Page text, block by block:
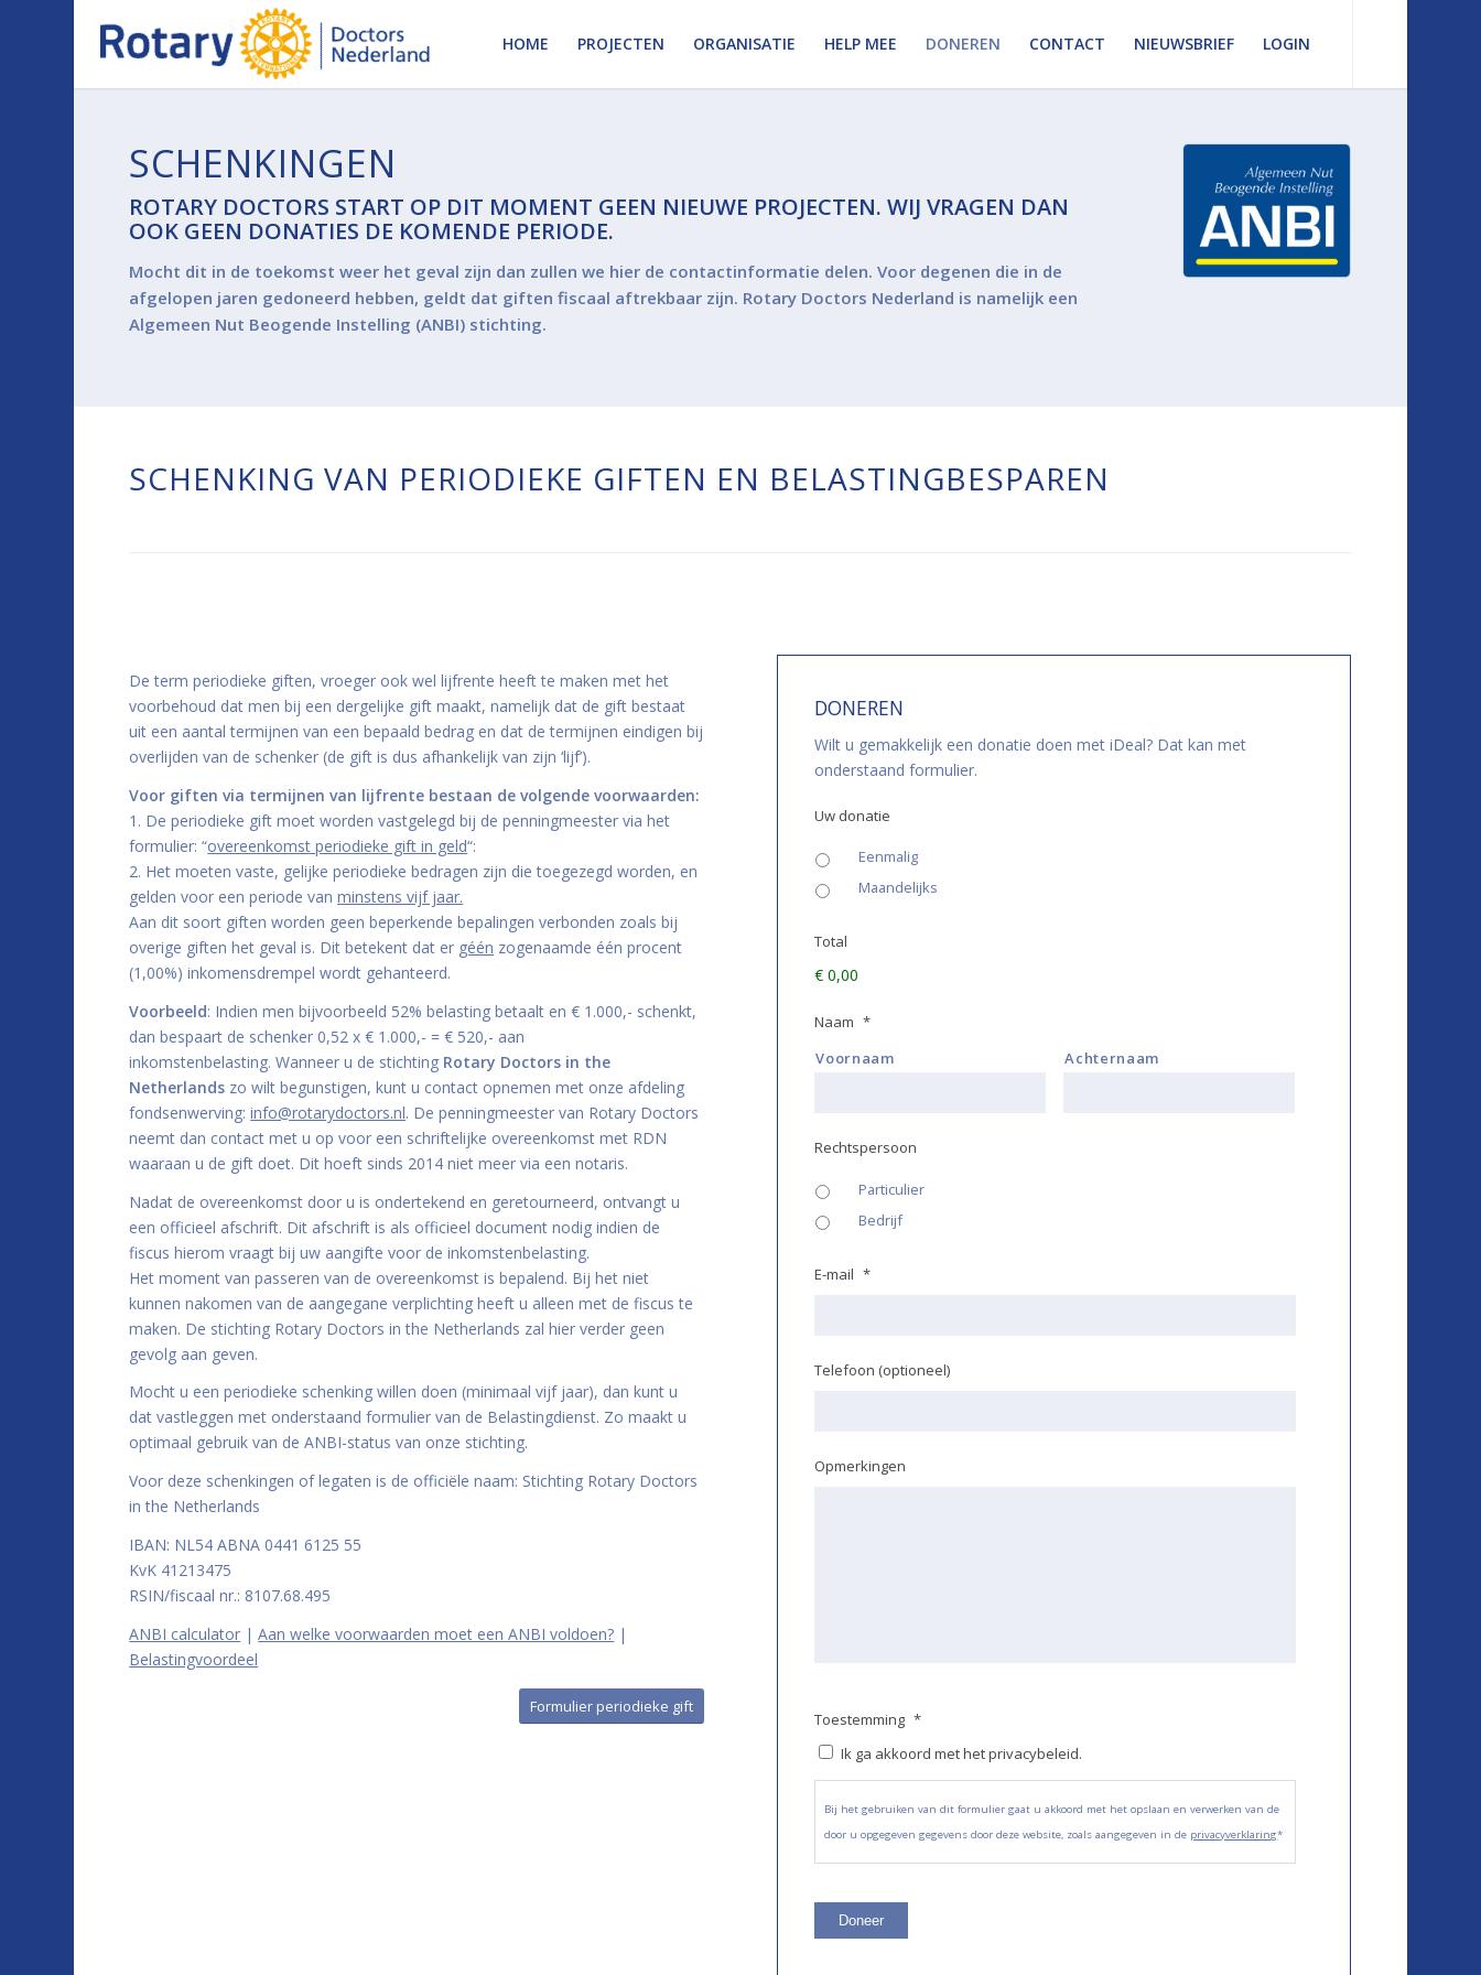
HOME PROJECTEN ORGANISATIE HELP MEE DONEREN CONTACT NIEUWSBRIEF LOGIN
SCHENKINGEN
ROTARY DOCTORS START OP DIT MOMENT GEEN NIEUWE PROJECTEN. WIJ VRAGEN DAN
OOK GEEN DONATIES DE KOMENDE PERIODE.
Mocht dit in de toekomst weer het geval zijn dan zullen we hier de contactinformatie delen. Voor degenen die in de
afgelopen jaren gedoneerd hebben, geldt dat giften fiscaal aftrekbaar zijn. Rotary Doctors Nederland is namelijk een
Algemeen Nut Beogende Instelling (ANBI) stichting.
SCHENKING VAN PERIODIEKE GIFTEN EN BELASTINGBESPAREN
De term periodieke giften, vroeger ook wel lijfrente heeft te maken met het
voorbehoud dat men bij een dergelijke gift maakt, namelijk dat de gift bestaat
uit een aantal termijnen van een bepaald bedrag en dat de termijnen eindigen bij
overlijden van de schenker (de gift is dus afhankelijk van zijn ‘lijf’).
Voor giften via termijnen van lijfrente bestaan de volgende voorwaarden:
1. De periodieke gift moet worden vastgelegd bij de penningmeester via het
formulier: “overeenkomst periodieke gift in geld“:
2. Het moeten vaste, gelijke periodieke bedragen zijn die toegezegd worden, en
gelden voor een periode vanminstens vijf jaar.
Aan dit soort giften worden geen beperkende bepalingen verbonden zoals bij
overige giften het geval is. Dit betekent dat er géén zogenaamde één procent
(1,00%) inkomensdrempel wordt gehanteerd.
Voorbeeld: Indien men bijvoorbeeld 52% belasting betaalt en € 1.000,- schenkt,
dan bespaart de schenker 0,52 x € 1.000,- = € 520,- aan
inkomstenbelasting. Wanneer u de stichting Rotary Doctors in the
Netherlands zo wilt begunstigen, kunt u contact opnemen met onze afdeling
fondsenwerving:info@rotarydoctors.nl. De penningmeester van Rotary Doctors
neemt dan contact met u op voor een schriftelijke overeenkomst met RDN
waaraan u de gift doet. Dit hoeft sinds 2014 niet meer via een notaris.
Nadat de overeenkomst door u is ondertekend en geretourneerd, ontvangt u
een officieel afschrift. Dit afschrift is als officieel document nodig indien de
fiscus hierom vraagt bij uw aangifte voor de inkomstenbelasting.
Het moment van passeren van de overeenkomst is bepalend. Bij het niet
kunnen nakomen van de aangegane verplichting heeft u alleen met de fiscus te
maken. De stichting Rotary Doctors in the Netherlands zal hier verder geen
gevolg aan geven.
Mocht u een periodieke schenking willen doen (minimaal vijf jaar), dan kunt u
dat vastleggen met onderstaand formulier van de Belastingdienst. Zo maakt u
optimaal gebruik van de ANBI-status van onze stichting.
Voor deze schenkingen of legaten is de officiële naam: Stichting Rotary Doctors
in the Netherlands
IBAN: NL54 ABNA 0441 6125 55
KvK 41213475
RSIN/fiscaal nr.: 8107.68.495
ANBI calculator |Aan welke voorwaarden moet een ANBI voldoen? |
Belastingvoordeel
Formulier periodieke gift
DONEREN
Wilt u gemakkelijk een donatie doen met iDeal? Dat kan met
onderstaand formulier.
Uw donatie
Eenmalig
Maandelijks
Total
€ 0,00
Naam *
Voornaam
Achternaam
Rechtspersoon
Particulier
Bedrijf
E-mail *
Telefoon (optioneel)
Opmerkingen
Toestemming *
Ik ga akkoord met het privacybeleid.
Bij het gebruiken van dit formulier gaat u akkoord met het opslaan en verwerken van de
door u opgegeven gegevens door deze website, zoals aangegeven in de privacyverklaring*
Doneer